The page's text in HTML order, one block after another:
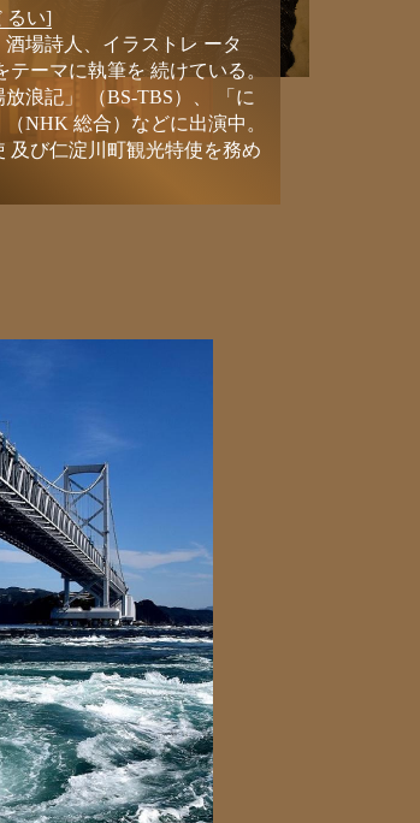
るい]
場詩人、イラストレ ータ
テーマに執筆を 続けている。
放浪記」 （BS-TBS）、 「に
NHK 総合）などに出演中。
及び仁淀川町観光特使を務め